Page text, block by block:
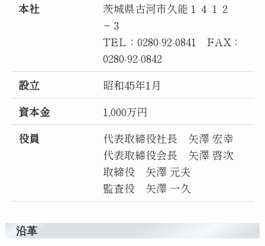
本社
茨城県古河市久能１４１２
−３
TEL：0280-92-0841 FAX：
0280-92-0842
設立
昭和45年1月
資本金
1,000万円
役員
代表取締役社長 矢澤 宏幸
代表取締役会長 矢澤 啓次
取締役 矢澤 元夫
監査役 矢澤 一久
沿革